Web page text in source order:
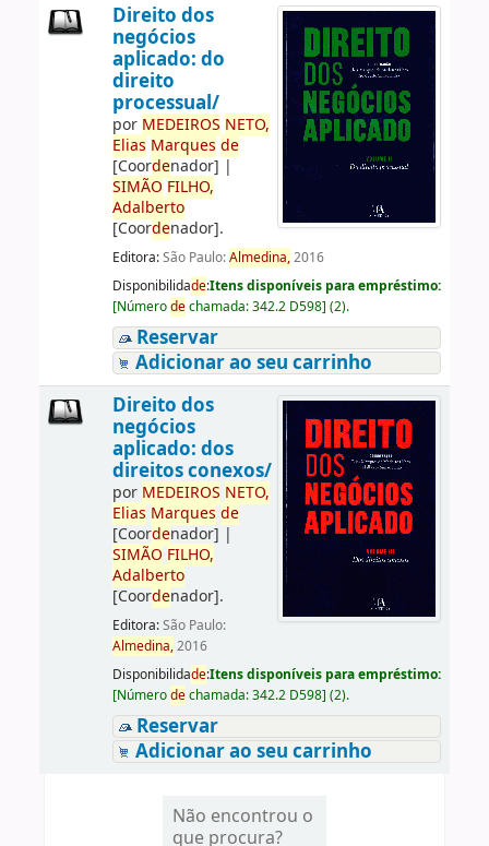
Direito dos
negócios
aplicado: do
direito
processual/
por MEDEIROS NETO,
Elias Marques de
[Coordenador] |
SIMÃO FILHO,
Adalberto
[Coordenador].
Editora:São Paulo:Almedina,2016
Disponibilidade:Itens disponíveis para empréstimo:
[Númerodechamada:342.2 D598] (2).
Reservar
Adicionar ao seu carrinho
Direito dos
negócios
aplicado: dos
direitos conexos/
por MEDEIROS NETO,
Elias Marques de
[Coordenador] |
SIMÃO FILHO,
Adalberto
[Coordenador].
Editora:São Paulo:
Almedina,2016
Disponibilidade:Itens disponíveis para empréstimo:
[Númerodechamada:342.2 D598] (2).
Reservar
Adicionar ao seu carrinho
Não encontrou o
que procura?